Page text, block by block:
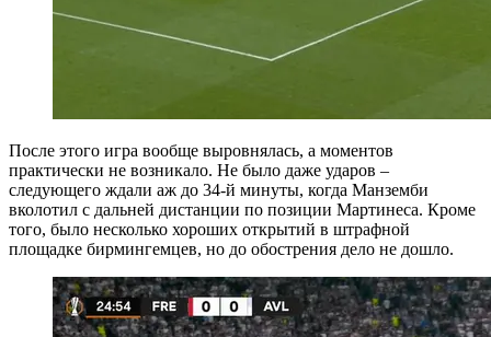
После этого игра вообще выровнялась, а моментов
практически не возникало. Не было даже ударов –
следующего ждали аж до 34-й минуты, когда Манземби
вколотил с дальней дистанции по позиции Мартинеса. Кроме
того, было несколько хороших открытий в штрафной
площадке бирмингемцев, но до обострения дело не дошло.